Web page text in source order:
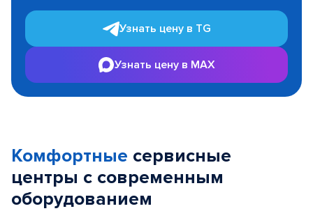
Узнать цену в TG
Узнать цену в MAX
Комфортные сервисные
центры с современным
оборудованием